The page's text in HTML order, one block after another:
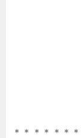
＊＊＊＊＊＊